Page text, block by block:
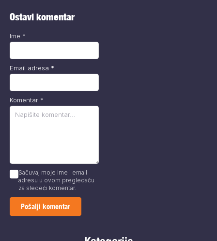
Ostavi komentar
Komentar *
Ime *
Email adresa *
Sačuvaj moje ime i email
adresu u ovom pregledaču
za sledeći komentar.